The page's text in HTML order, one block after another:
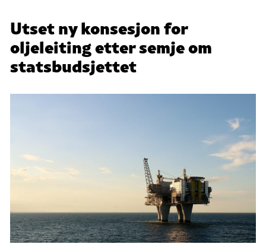
Utset ny konsesjon for
oljeleiting etter semje om
statsbudsjettet